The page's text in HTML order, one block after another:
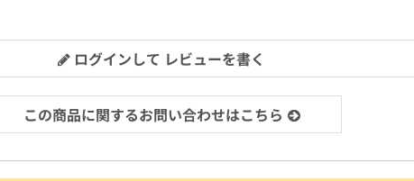
ログインして レビューを書く
この商品に関するお問い合わせはこちら